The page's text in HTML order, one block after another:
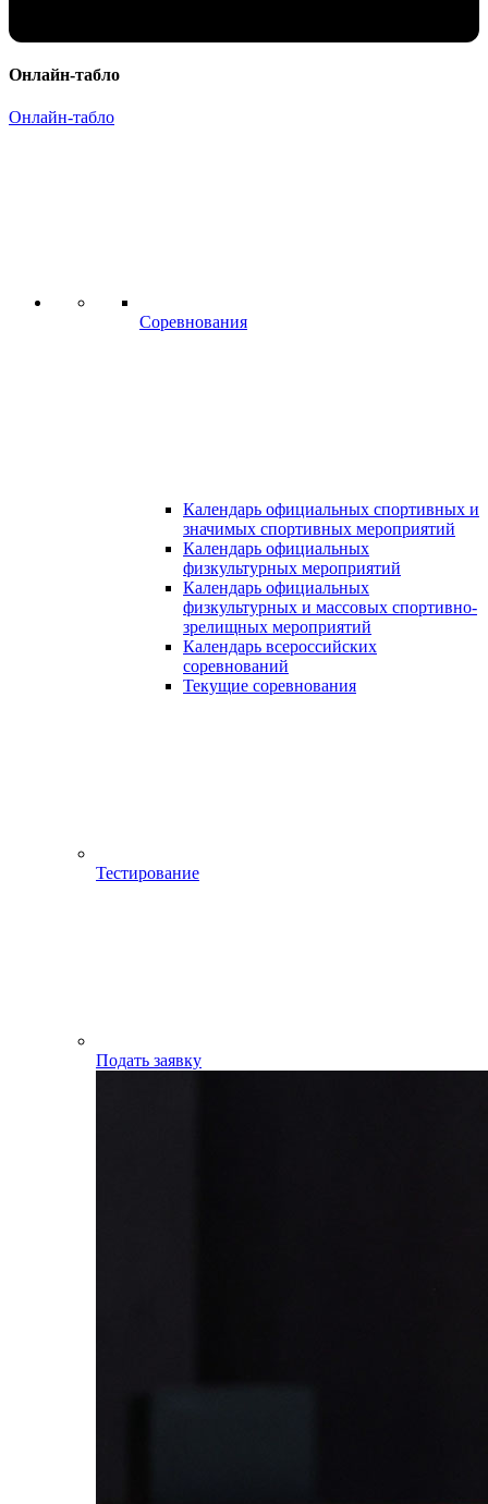
Онлайн-табло
Онлайн-табло
Соревнования
Календарь официальных спортивных и
значимых спортивных мероприятий
Календарь официальных
физкультурных мероприятий
Календарь официальных
физкультурных и массовых спортивно-
зрелищных мероприятий
Календарь всероссийских
соревнований
Текущие соревнования
Тестирование
Подать заявку